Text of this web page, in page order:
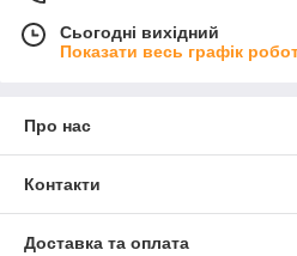
Сьогодні вихідний
Показати весь графік
Про нас
Контакти
Доставка та оплата